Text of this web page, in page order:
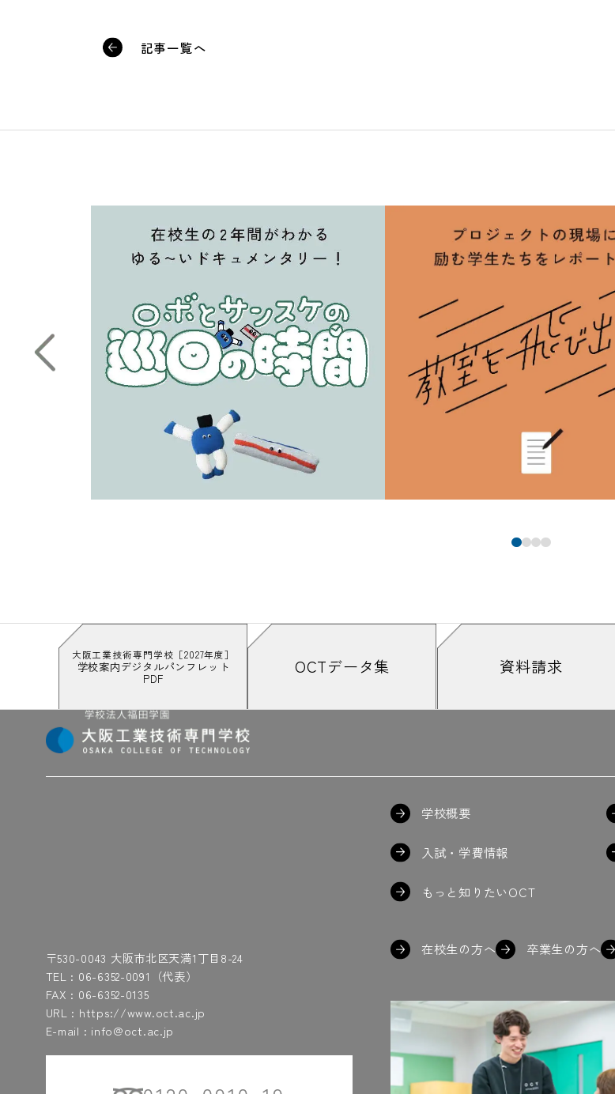
記事一覧へ
大阪工業技術専門学校［2027年度］
学校案内デジタルパンフレット
PDF
OCTデータ集 資料請求
〒530-0043 大阪市北区天満1丁目8-24
TEL : 06-6352-0091
（代表）
FAX : 06-6352-0135
URL : https://www.oct.ac.jp
E-mail : info@oct.ac.jp
学校概要
入試・学費情報
もっと知りたいOCT
在校生の方へ 卒業生の方へ